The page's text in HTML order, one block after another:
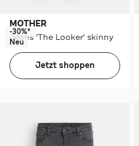
MOTHER
Jeans 'The Looker' skinny
-30%*
Neu
Jetzt shoppen